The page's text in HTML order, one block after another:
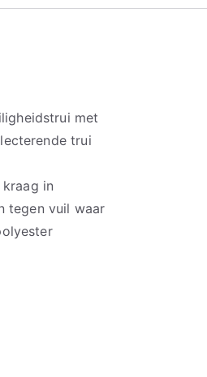
met
trui
in
tegen vuil waar